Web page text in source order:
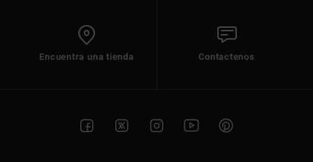
Encuentra una tienda Contactenos